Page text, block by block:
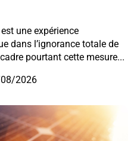
une expérience
dans l’ignorance totale de
pourtant cette mesure...
2026